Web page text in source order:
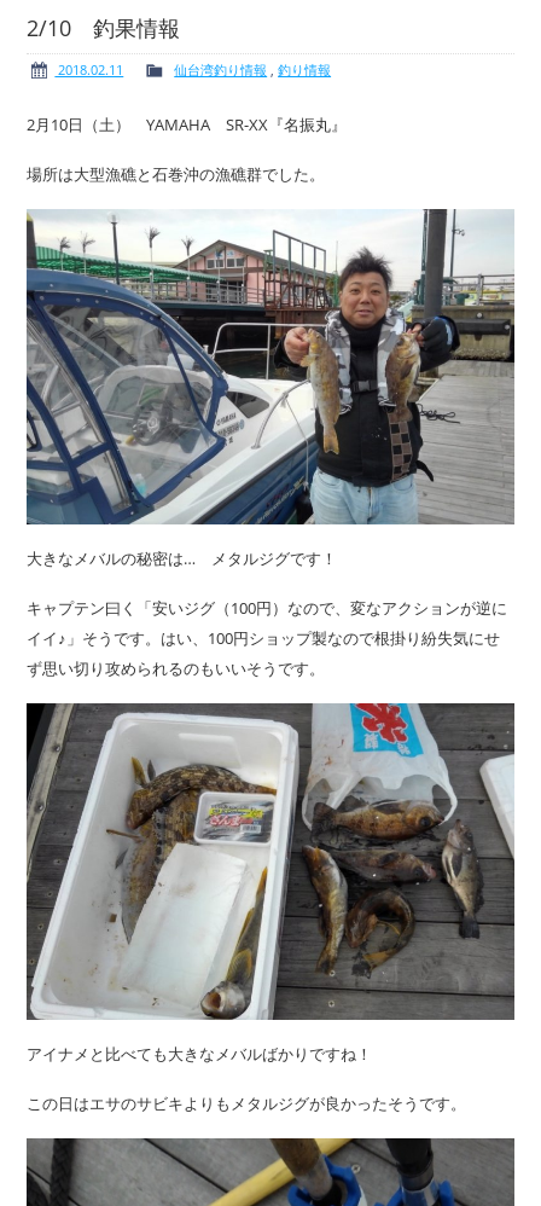
サービス案内 イベント情報
新艇・展示艇情報 中古艇情報
求人情報 会社概要
2/10 釣果情報
2018.02.11 仙台湾釣り情報 ,釣り情報
2月10日（土） YAMAHA SR-XX『名振丸』
場所は大型漁礁と石巻沖の漁礁群でした。
大きなメバルの秘密は… メタルジグです！
キャプテン曰く「安いジグ（100円）なので、変なアクションが逆に
イイ♪」そうです。はい、100円ショップ製なので根掛り紛失気にせ
ず思い切り攻められるのもいいそうです。
アイナメと比べても大きなメバルばかりですね！
この日はエサのサビキよりもメタルジグが良かったそうです。